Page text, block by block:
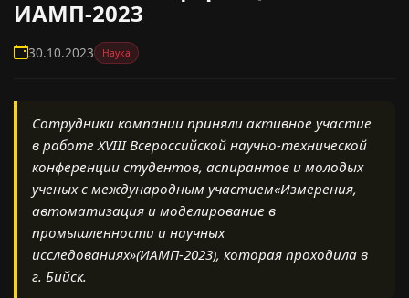
ИАМП-2023
30.10.2023 Наука
Сотрудники компании приняли активное участие
в работе XVIII Всероссийской научно-технической
конференции студентов, аспирантов и молодых
ученых с международным участием«Измерения,
автоматизация и моделирование в
промышленности и научных
исследованиях»(ИАМП-2023), которая проходила в
г. Бийск.